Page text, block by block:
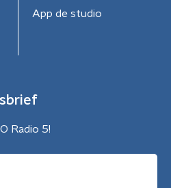
App de studio
Radio 5!